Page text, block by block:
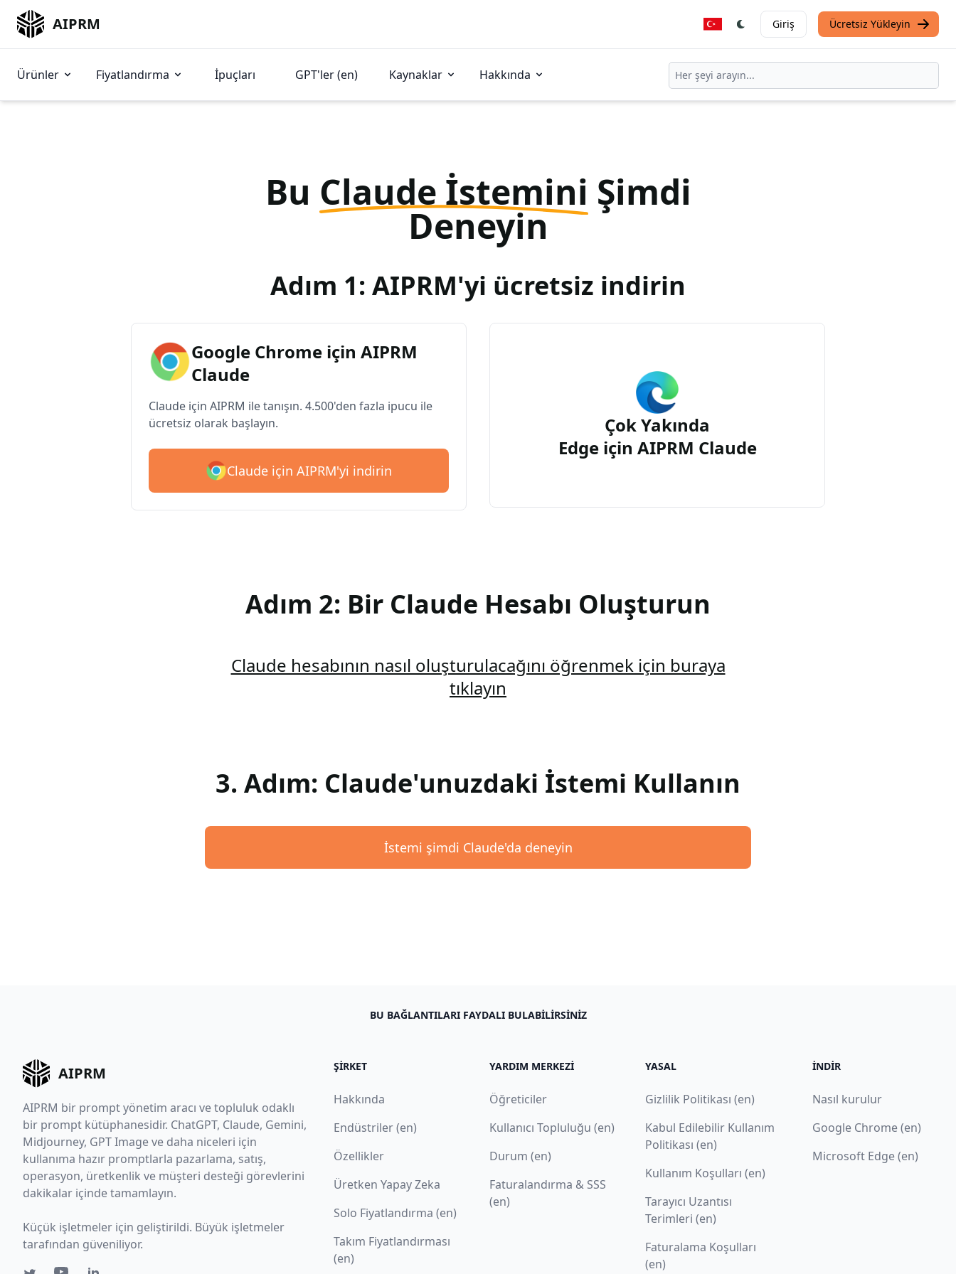
AIPRM Giriş Ücretsiz Yükleyin
Ürünler Fiyatlandırma İpuçları GPT'ler (en) Kaynaklar Hakkında
Bu Claude İstemini Şimdi
Deneyin
Adım 1: AIPRM'yi ücretsiz indirin
Google Chrome için AIPRM
Claude
Claude için AIPRM ile tanışın. 4.500'den fazla ipucu ile
ücretsiz olarak başlayın.
Claude için AIPRM'yi indirin
Çok Yakında
Edge için AIPRM Claude
Adım 2: Bir Claude Hesabı Oluşturun
Claude hesabının nasıl oluşturulacağını öğrenmek için buraya
tıklayın
3. Adım: Claude'unuzdaki İstemi Kullanın
İstemi şimdi Claude'da deneyin
BU BAĞLANTILARI FAYDALI BULABILIRSINIZ
AIPRM
AIPRM bir prompt yönetim aracı ve topluluk odaklı
bir prompt kütüphanesidir. ChatGPT, Claude, Gemini,
Midjourney, GPT Image ve daha niceleri için
kullanıma hazır promptlarla pazarlama, satış,
operasyon, üretkenlik ve müşteri desteği görevlerini
dakikalar içinde tamamlayın.
Küçük işletmeler için geliştirildi. Büyük işletmeler
tarafından güveniliyor.
ŞIRKET
Hakkında
Endüstriler (en)
Özellikler
Üretken Yapay Zeka
Solo Fiyatlandırma (en)
Takım Fiyatlandırması
(en)
YARDIM MERKEZI
Öğreticiler
Kullanıcı Topluluğu (en)
Durum (en)
Faturalandırma & SSS
(en)
YASAL
Gizlilik Politikası (en)
Kabul Edilebilir Kullanım
Politikası (en)
Kullanım Koşulları (en)
Tarayıcı Uzantısı
Terimleri (en)
Faturalama Koşulları
(en)
İNDIR
Nasıl kurulur
Google Chrome (en)
Microsoft Edge (en)